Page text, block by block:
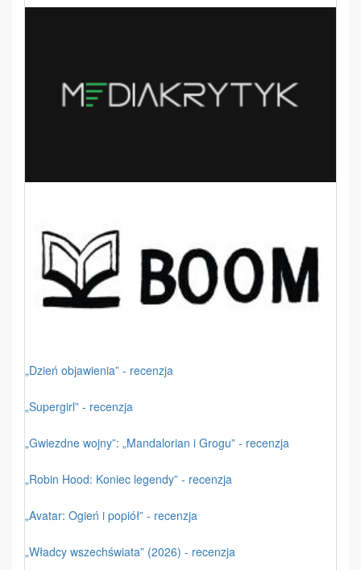
„Dzień objawienia” - recenzja
„Supergirl” - recenzja
„Gwiezdne wojny”: „Mandalorian i Grogu” - recenzja
„Robin Hood: Koniec legendy” - recenzja
„Avatar: Ogień i popiół” - recenzja
„Władcy wszechświata” (2026) - recenzja